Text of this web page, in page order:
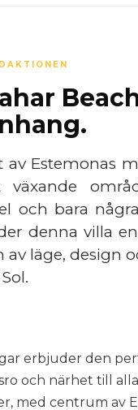
av Estemonas
växande
och bara
denna villa
läge, design
erbjuder den
och närhet till
med centrum av